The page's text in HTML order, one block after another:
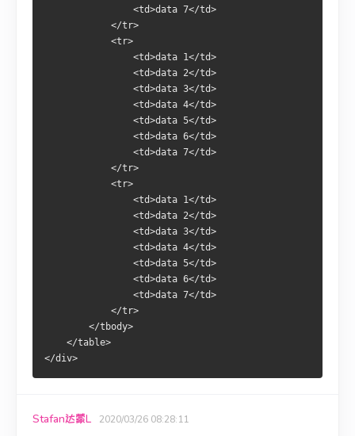
                <td>data 7</td>
            </tr>
            <tr>
                <td>data 1</td>
                <td>data 2</td>
                <td>data 3</td>
                <td>data 4</td>
                <td>data 5</td>
                <td>data 6</td>
                <td>data 7</td>
            </tr>
            <tr>
                <td>data 1</td>
                <td>data 2</td>
                <td>data 3</td>
                <td>data 4</td>
                <td>data 5</td>
                <td>data 6</td>
                <td>data 7</td>
            </tr>
        </tbody>
    </table>
</div>
Stafan达蒙L 2020/03/26 08:28:11